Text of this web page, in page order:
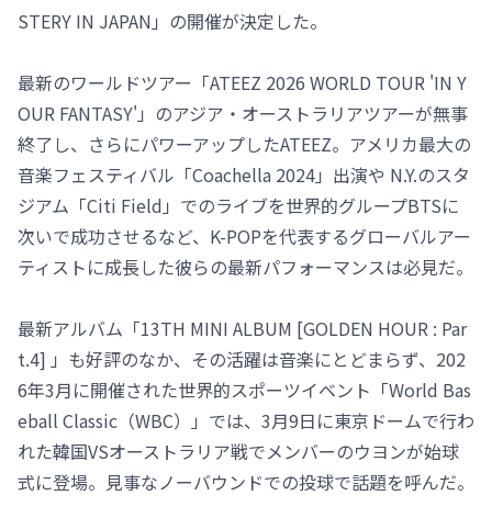
STERY IN JAPAN」の開催が決定した。
最新のワールドツアー「ATEEZ 2026 WORLD TOUR 'IN Y
OUR FANTASY'」のアジア・オーストラリアツアーが無事
終了し、さらにパワーアップしたATEEZ。アメリカ最大の
音楽フェスティバル「Coachella 2024」出演や N.Y.のスタ
ジアム「Citi Field」でのライブを世界的グループBTSに
次いで成功させるなど、K-POPを代表するグローバルアー
ティストに成長した彼らの最新パフォーマンスは必見だ。
最新アルバム「13TH MINI ALBUM [GOLDEN HOUR : Par
t.4] 」も好評のなか、その活躍は音楽にとどまらず、202
6年3月に開催された世界的スポーツイベント「World Bas
eball Classic（WBC）」では、3月9日に東京ドームで行わ
れた韓国VSオーストラリア戦でメンバーのウヨンが始球
式に登場。見事なノーバウンドでの投球で話題を呼んだ。